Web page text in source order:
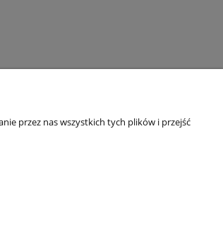
przez nas wszystkich tych plików i przejść